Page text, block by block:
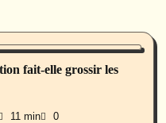
fait-elle grossir les
11 min 0